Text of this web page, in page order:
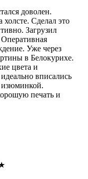
доволен.
Сделал это
Загрузил
Уже через
в Белокурихе.
цвета и
вписались
изюминкой.
печать и